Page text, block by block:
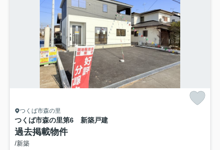
つくば市森の里
つくば市森の里第6 新築戸建
過去掲載物件
/新築